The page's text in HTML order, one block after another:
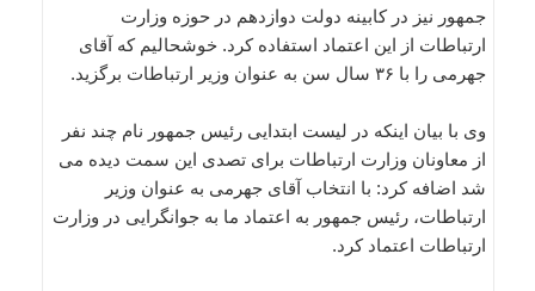
جمهور نیز در کابینه دولت دوازدهم در حوزه وزارت
ارتباطات از این اعتماد استفاده کرد. خوشحالیم که آقای
جهرمی را با ۳۶ سال سن به عنوان وزیر ارتباطات برگزید.
وی با بیان اینکه در لیست ابتدایی رئیس جمهور نام چند نفر
از معاونان وزارت ارتباطات برای تصدی این سمت دیده می
شد اضافه کرد: با انتخاب آقای جهرمی به عنوان وزیر
ارتباطات، رئیس جمهور به اعتماد ما به جوانگرایی در وزارت
ارتباطات اعتماد کرد.